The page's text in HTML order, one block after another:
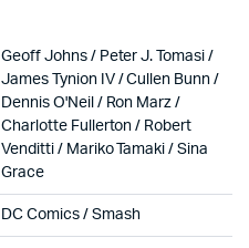
Geoff Johns / Peter J. Tomasi /
James Tynion IV / Cullen Bunn /
Dennis O'Neil / Ron Marz /
Charlotte Fullerton / Robert
Venditti / Mariko Tamaki / Sina
Grace
DC Comics / Smash